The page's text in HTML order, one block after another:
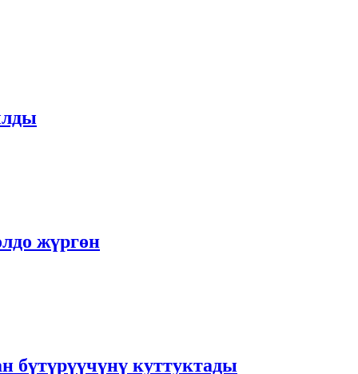
жүргөн
бүтүрүүчүнү куттуктады